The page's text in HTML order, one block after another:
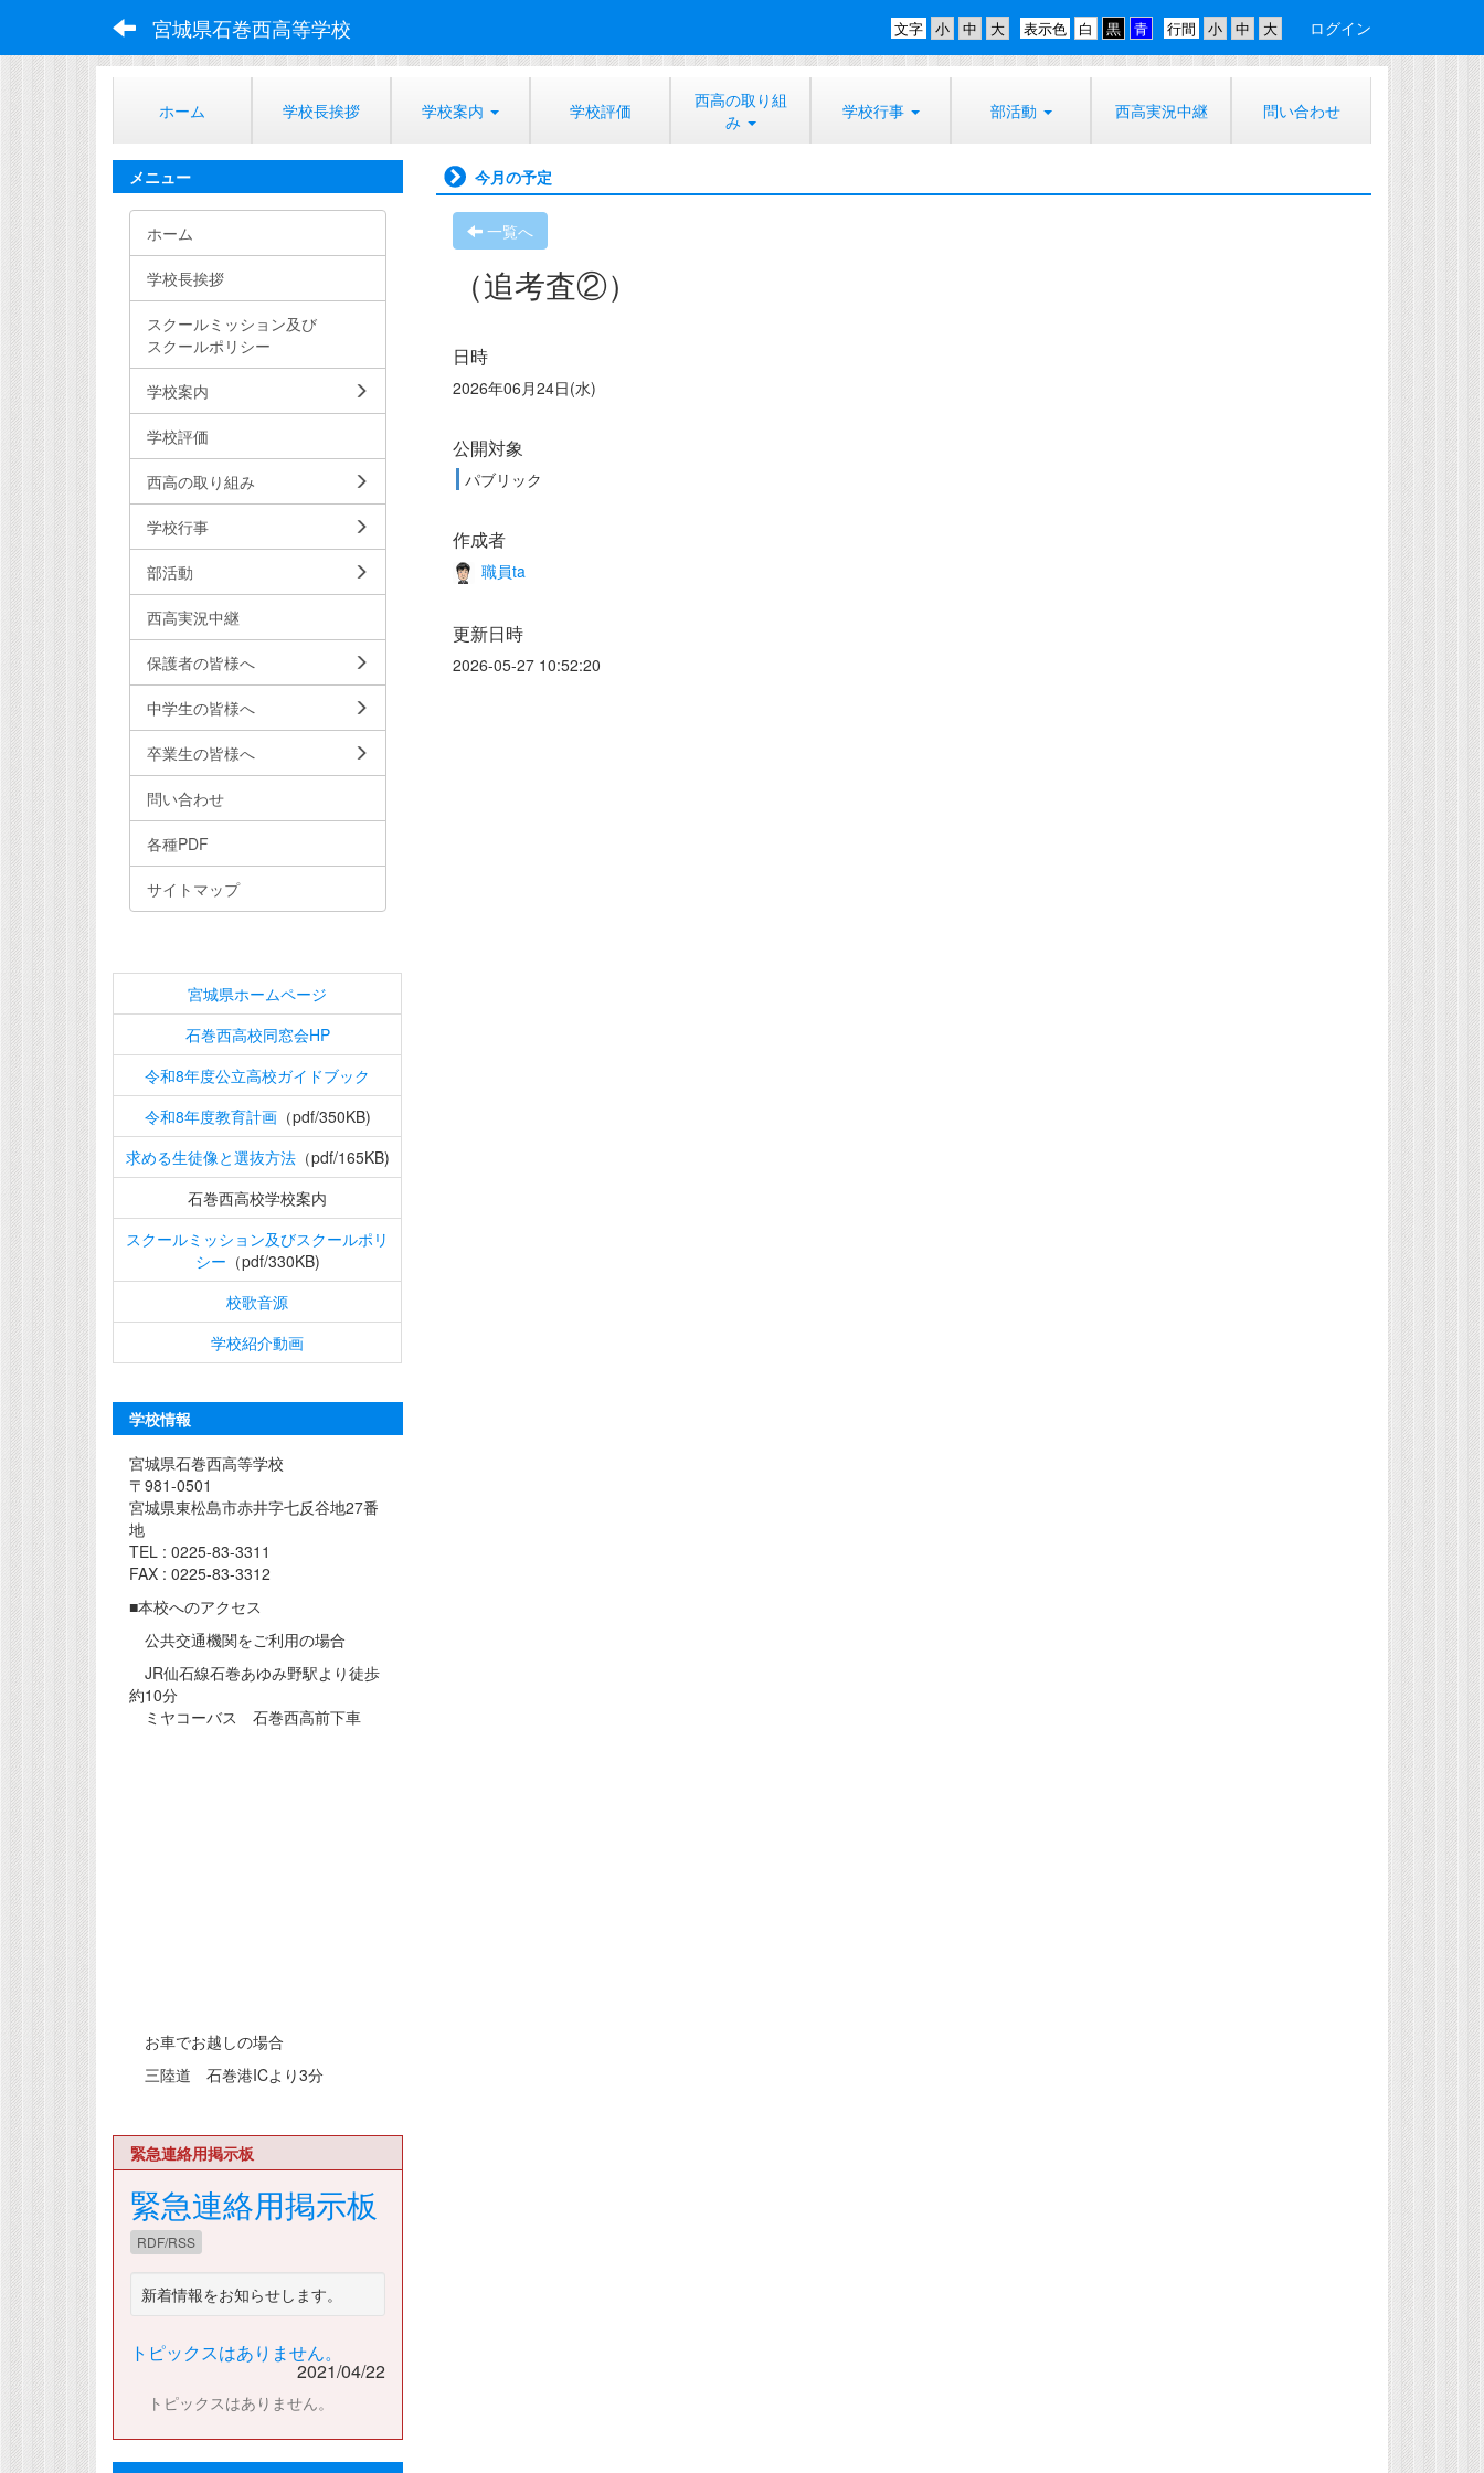
宮城県石巻西高等学校 行間
表示色
文字 ログイン
ホーム 学校長挨拶 学校案内 学校評価
西高の取り組
み
学校行事 部活動 西高実況中継 問い合わせ
今月の予定
一覧へ
（追考査②）
日時
2026年06月24日(水)
公開対象
パブリック
作成者
職員ta
更新日時
2026-05-27 10:52:20
メニュー
ホーム
学校長挨拶
スクールミッション及び
スクールポリシー
学校案内
学校評価
西高の取り組み
学校行事
部活動
西高実況中継
保護者の皆様へ
中学生の皆様へ
卒業生の皆様へ
問い合わせ
各種PDF
サイトマップ
宮城県ホームページ
石巻西高校同窓会HP
令和8年度公立高校ガイドブック
令和8年度教育計画（pdf/350KB)
求める生徒像と選抜方法（pdf/165KB)
石巻西高校学校案内
スクールミッション及びスクールポリ
シー （pdf/330KB)
校歌音源
学校紹介動画
学校情報
宮城県石巻西高等学校
〒981-0501
宮城県東松島市赤井字七反谷地27番
地
TEL : 0225-83-3311
FAX : 0225-83-3312
■本校へのアクセス
公共交通機関をご利用の場合
JR仙石線石巻あゆみ野駅より徒歩
約10分
ミヤコーバス 石巻西高前下車
お車でお越しの場合
三陸道 石巻港ICより3分
緊急連絡用掲示板
緊急連絡用掲示板
RDF/RSS
新着情報をお知らせします。
トピックスはありません。
2021/04/22
トピックスはありません。